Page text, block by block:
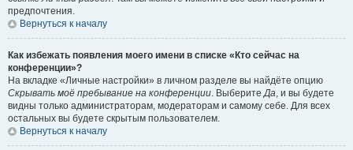
предпочтения.
Вернуться к началу
Как избежать появления моего имени в списке «Кто сейчас на
конференции»?
На вкладке «Личные настройки» в личном разделе вы найдёте опцию
Скрывать моё пребывание на конференции. ВыберитеДа, и вы будете
видны только администраторам, модераторам и самому себе. Для всех
остальных вы будете скрытым пользователем.
Вернуться к началу